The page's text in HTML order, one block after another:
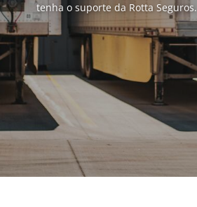
tenha o suporte da Rotta Seguros.